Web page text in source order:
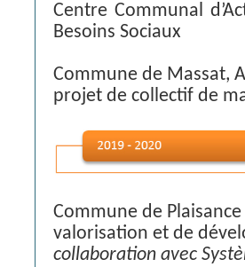
Centre Communal
Besoins Sociaux
Commune de Massat,
projet de collectif de
Commune de
valorisation et de
collaboration avec